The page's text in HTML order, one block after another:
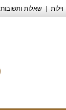
וילות שאלות ותשובות